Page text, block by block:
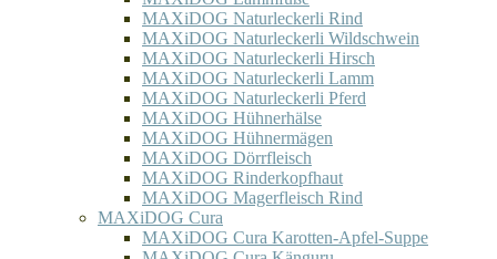
MAXiDOG Naturleckerli Rind
MAXiDOG Naturleckerli Wildschwein
MAXiDOG Naturleckerli Hirsch
MAXiDOG Naturleckerli Lamm
MAXiDOG Naturleckerli Pferd
MAXiDOG Hühnerhälse
MAXiDOG Hühnermägen
MAXiDOG Dörrfleisch
MAXiDOG Rinderkopfhaut
MAXiDOG Magerfleisch Rind
MAXiDOG Cura
MAXiDOG Cura Karotten-Apfel-Suppe